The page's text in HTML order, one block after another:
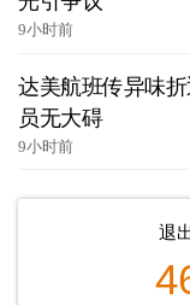
9小时前
达美航班传异味
员无大碍
9小时前
退